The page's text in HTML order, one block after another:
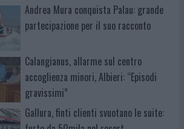
Andrea Mura conquista Palau: grande
partecipazione per il suo racconto
Calangianus, allarme sul centro
accoglienza minori, Albieri: “Episodi
gravissimi”
Gallura, finti clienti svuotano le suite: